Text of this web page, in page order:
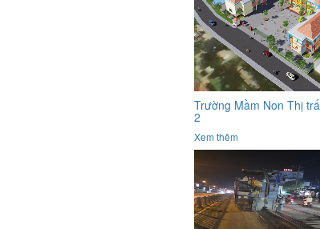
Trường Mầm Non Thị
2
Xem thêm